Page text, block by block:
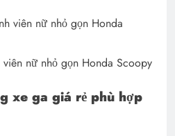
nữ nhỏ gọn Honda Scoopy
xe ga giá rẻ phù hợp